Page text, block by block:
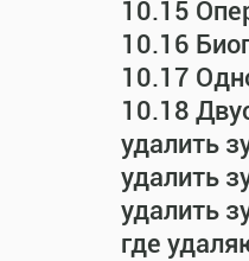
10.15
10.16
10.17
10.18
удалить
удалить
удалить
где